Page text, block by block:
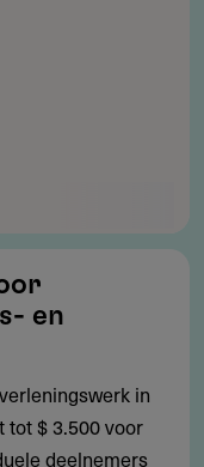
en
in
tot $ 3.500 voor
deelnemers